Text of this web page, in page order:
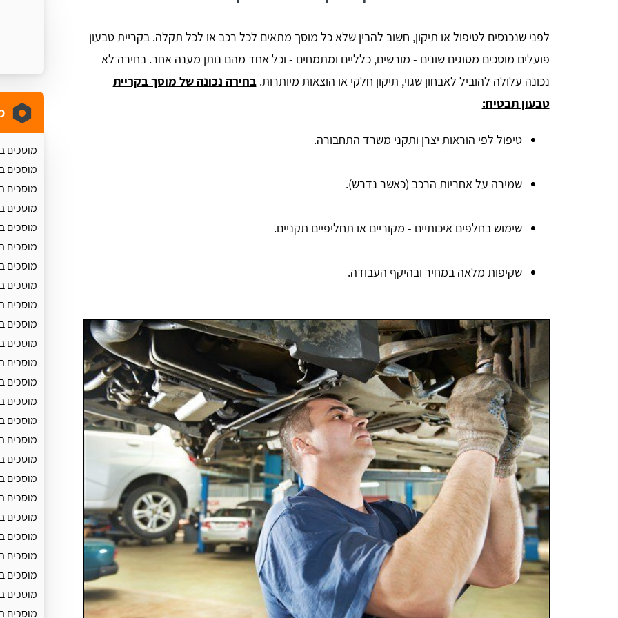
לפני שנכנסים לטיפול או תיקון, חשוב להבין שלא כל מוסך מתאים לכל רכב או לכל תקלה. בקריית טבעון
פועלים מוסכים מסוגים שונים - מורשים, כלליים ומתמחים - וכל אחד מהם נותן מענה אחר. בחירה לא
נכונה עלולה להוביל לאבחון שגוי, תיקון חלקי או הוצאות מיותרות.בחירה נכונה של מוסך בקריית
טבעון תבטיח:
טיפול לפי הוראות יצרן ותקני משרד התחבורה.
שמירה על אחריות הרכב (כאשר נדרש).
שימוש בחלפים איכותיים - מקוריים או תחליפיים תקניים.
שקיפות מלאה במחיר ובהיקף העבודה.
מוסכים
מוסכים
מוסכים
מוסכים
מוסכים
מוסכים
מוסכים
מוסכים
מוסכים
מוסכים
מוסכים
מוסכים
מוסכים
מוסכים
מוסכים
מוסכים
מוסכים
מוסכים
מוסכים
מוסכים
מוסכים
מוסכים
מוסכים
מוסכים
מוסכים